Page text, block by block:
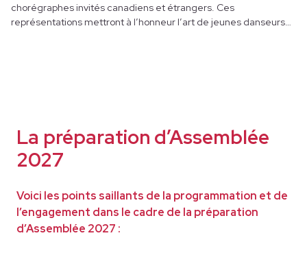
chorégraphes invités canadiens et étrangers. Ces
représentations mettront à l’honneur l’art de jeunes danseurs
organisations ont participé.
La programmation en personne aura lieu du 2 au 9 mai 2027.
Au cours de la semaine du festival torontois, les participants
prendront part à des discussions et séances d’apprentissage
intergénérationnelles. Ils se joindront aussi à des cours de
La préparation d’Assemblée
2027
Voici les points saillants de la programmation et de
l’engagement dans le cadre de la préparation
d’Assemblée 2027 :